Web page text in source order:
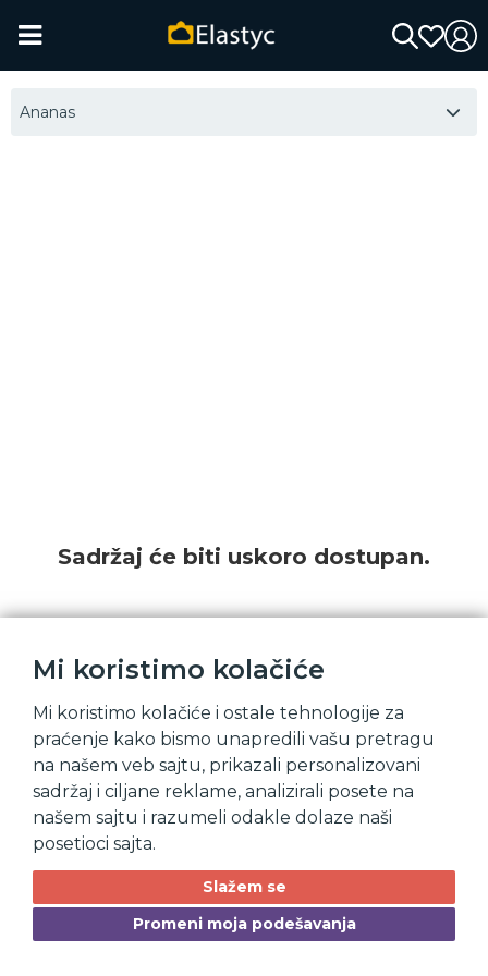
Mi koristimo kolačiće
Mi koristimo kolačiće i ostale tehnologije za
praćenje kako bismo unapredili vašu pretragu
na našem veb sajtu, prikazali personalizovani
sadržaj i ciljane reklame, analizirali posete na
našem sajtu i razumeli odakle dolaze naši
posetioci sajta.
Slažem se
Promeni moja podešavanja
Ananas
Sadržaj će biti uskoro dostupan.